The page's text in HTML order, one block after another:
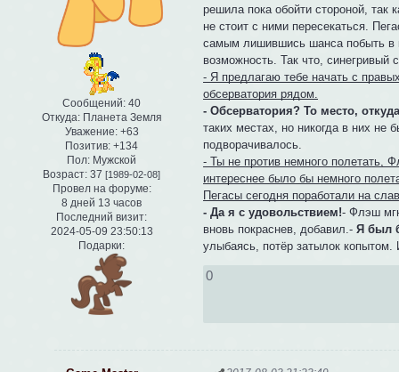
Сообщений: 40
Откуда:Планета Земля
Уважение: +63
Позитив: +134
Пол: Мужской
Возраст: 37 [1989-02-08]
Провел на форуме:
8 дней 13 часов
Последний визит:
2024-05-09 23:50:13
Подарки:
решила пока обойти стороной, так
не стоит с ними пересекаться.
самым лишившись шанса побыть в
возможность. Так что, синегривый
- Я предлагаю тебе начать с
обсерватория рядом.
- Обсерватория? То место,
таких местах, но никогда в них не
подворачивалось.
- Ты не против немного полетать,
интереснее было бы немного
Пегасы сегодня поработали на
- Да я с удовольствием!- Флэш
вновь покраснев, добавил.-Я был
улыбаясь, потёр затылок копытом.
0